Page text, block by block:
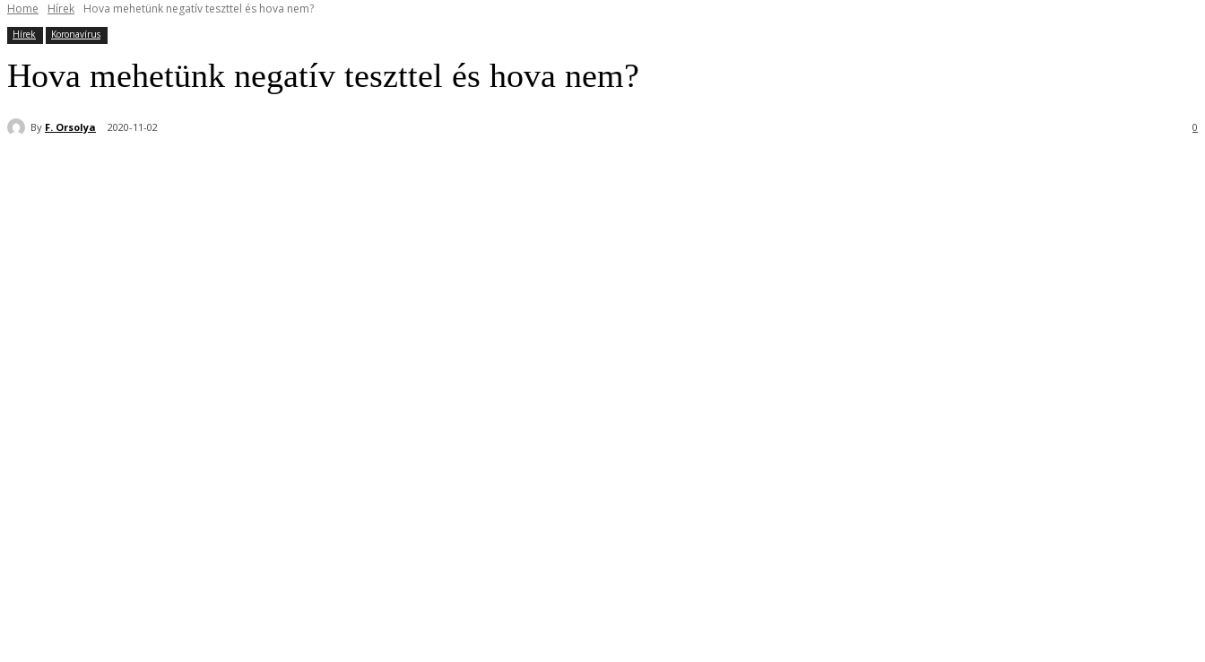
Home Hírek Hova mehetünk negatív teszttel és hova nem?
Hírek Koronavírus
Hova mehetünk negatív teszttel és hova nem?
By F. Orsolya 2020-11-02 0